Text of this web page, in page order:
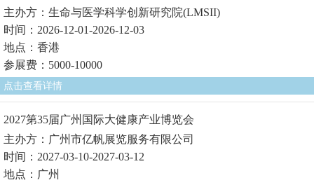
主办方：生命与医学科学创新研究院(LMSII)
时间：2026-12-01-2026-12-03
地点：香港
参展费：5000-10000
点击查看详情
2027第35届广州国际大健康产业博览会
主办方：广州市亿帆展览服务有限公司
时间：2027-03-10-2027-03-12
地点：广州